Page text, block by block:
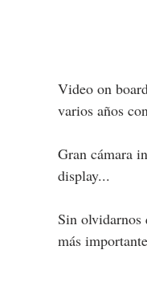
Video on
varios años
Gran cámara
display...
Sin olvidarnos
más